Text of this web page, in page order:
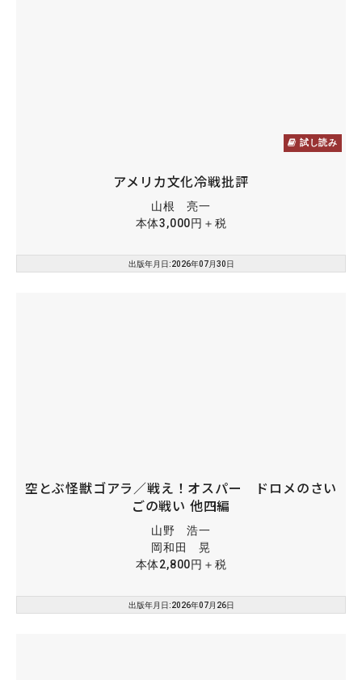
試し読み
アメリカ文化冷戦批評
山根 亮一
本体3,000円＋税
出版年月日:2026年07月30日
空とぶ怪獣ゴアラ／戦え！オスパー ドロメのさい
ごの戦い 他四編
山野 浩一
岡和田 晃
本体2,800円＋税
出版年月日:2026年07月26日